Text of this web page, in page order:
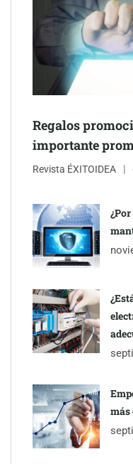
Schaeffler mejora su
NOVA: innovación y
mano de Tormo
Regalos
importante
Revista ÉXITOIDEA
más